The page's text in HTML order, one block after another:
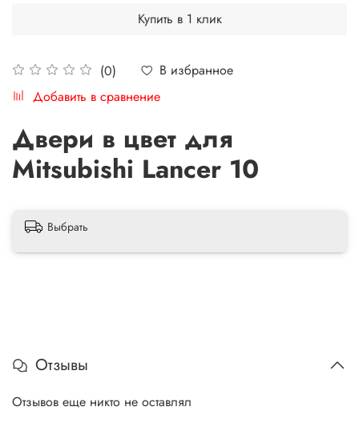
(0)
В избранное
Добавить в сравнение
Купить в 1 клик
Двери в цвет для
Mitsubishi Lancer 10
Выбрать
Отзывы
Отзывов еще никто не оставлял